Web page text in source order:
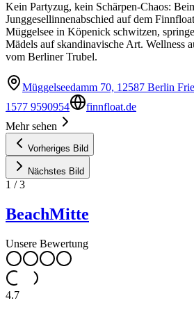
Kein Partyzug, kein Schärpen-Chaos:
Junggesellinnenabschied auf dem
Müggelsee in Köpenick schwitzen,
Mädels auf skandinavische Art. Wellness
vom Berliner Trubel.
Müggelseedamm 70, 12587 Berlin
1577 9590954
finnfloat.de
Mehr sehen
Vorheriges Bild
Nächstes Bild
1 /3
BeachMitte
Unsere Bewertung
4.7